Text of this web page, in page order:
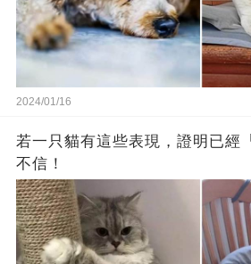
2024/01/16
若一只貓有這些表現，證明已經
不信！